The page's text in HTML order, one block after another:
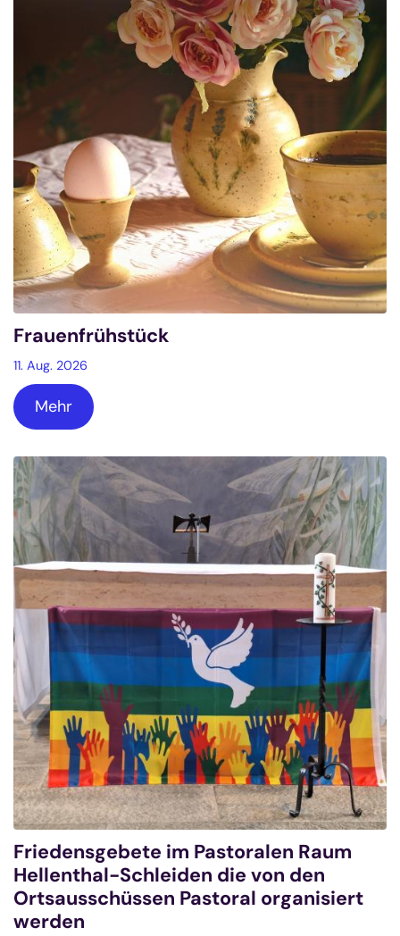
Frauenfrühstück
11. Aug. 2026
Mehr
Friedensgebete im Pastoralen Raum
Hellenthal-Schleiden die von den
Ortsausschüssen Pastoral organisiert
werden